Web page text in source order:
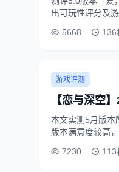
出可玩性评分及游
5668
136
游戏评测
【恋与深空
本文实测5月版本
版本满意度较高
7230
113